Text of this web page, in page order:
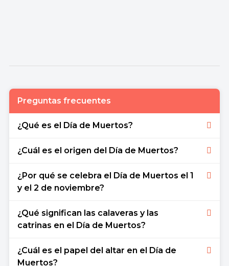
Preguntas frecuentes
¿Qué es el Día de Muertos?
mexicana que honra a los seres queridos
¿Cuál es el origen del Día de Muertos?
tradiciones prehispánicas de México, como el
festival azteca dedicado a la diosa
¿Por qué se celebra el Día de Muertos el 1
y el 2 de noviembre?
del Día de Todos los Santos y el Día de los
Fieles Difuntos.
¿Qué significan las calaveras y las
catrinas en el Día de Muertos?
y no temerosa, pues reflejan la creencia de que
¿Cuál es el papel del altar en el Día de
Muertos?